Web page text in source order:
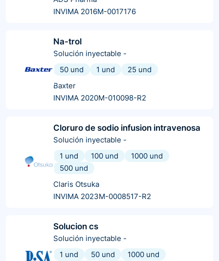
INVIMA 2016M-0017176
Na-trol
Solución inyectable -
50 und
1 und
25 und
Baxter
INVIMA 2020M-010098-R2
Cloruro de sodio infusion intravenosa
Solución inyectable -
1 und
100 und
1000 und
500 und
Claris Otsuka
INVIMA 2023M-0008517-R2
Solucion cs
Solución inyectable -
1 und
50 und
1000 und